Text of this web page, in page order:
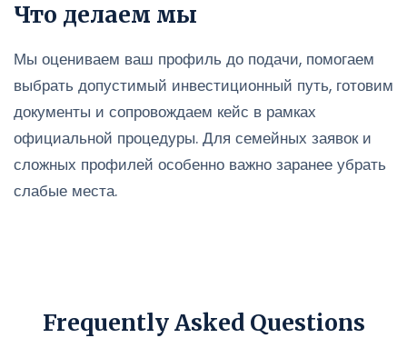
Что делаем мы
Мы оцениваем ваш профиль до подачи, помогаем
выбрать допустимый инвестиционный путь, готовим
документы и сопровождаем кейс в рамках
официальной процедуры. Для семейных заявок и
сложных профилей особенно важно заранее убрать
слабые места.
Frequently Asked Questions